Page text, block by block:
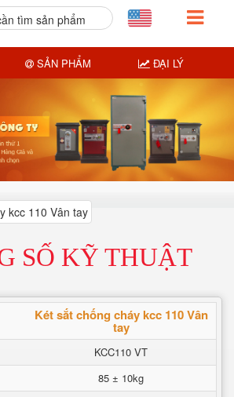
SỐ KỸ THUẬT
Két sắt chống cháy kcc 110 Vân
tay
KCC110 VT
85 ± 10kg
tìm sản phẩm
SẢN PHẨM ĐẠI LÝ